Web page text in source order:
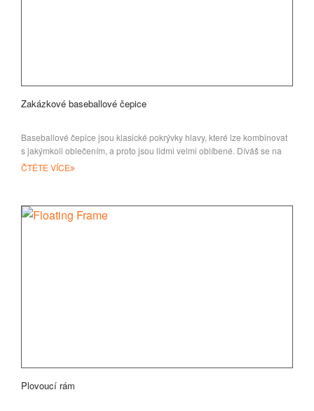
Zakázkové baseballové čepice
Baseballové čepice jsou klasické pokrývky hlavy, které lze kombinovat
s jakýmkoli oblečením, a proto jsou lidmi velmi oblíbené. Díváš se na
ulice, ty
ČTĚTE VÍCE
Plovoucí rám